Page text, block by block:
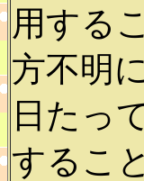
用する
方不明
日たっ
するこ